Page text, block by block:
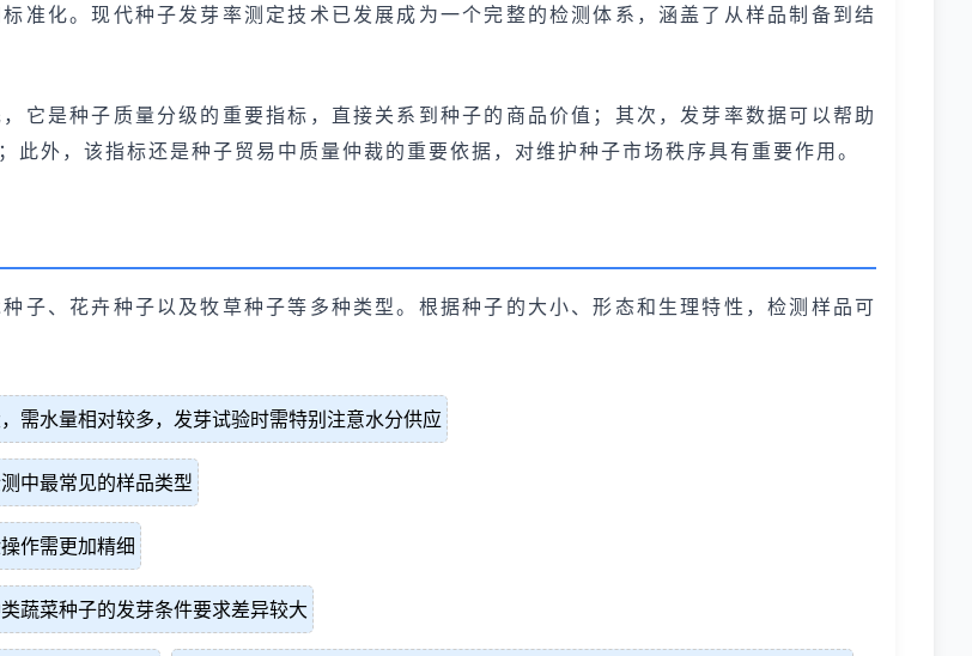
准化。现代种子发芽率测定技术已发展成为一个完整的检测体系，涵盖了从样品制备到结
它是种子质量分级的重要指标，直接关系到种子的商品价值；其次，发芽率数据可以帮助
外，该指标还是种子贸易中质量仲裁的重要依据，对维护种子市场秩序具有重要作用。
子、花卉种子以及牧草种子等多种类型。根据种子的大小、形态和生理特性，检测样品可
需水量相对较多，发芽试验时需特别注意水分供应
中最常见的样品类型
作需更加精细
蔬菜种子的发芽条件要求差异较大